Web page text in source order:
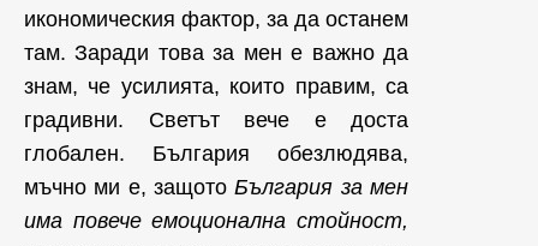
икономическия фактор, за да останем
там. Заради това за мен е важно да
знам, че усилията, които правим, са
градивни. Светът вече е доста
глобален. България обезлюдява,
мъчно ми е, защотоБългария за мен
има повече емоционална стойност,